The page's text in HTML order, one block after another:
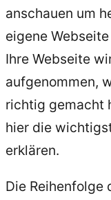
anschauen um
eigene
Ihre Webseite
aufgenommen,
richtig gemacht
hier die
erklären.
Die Reihenfolge